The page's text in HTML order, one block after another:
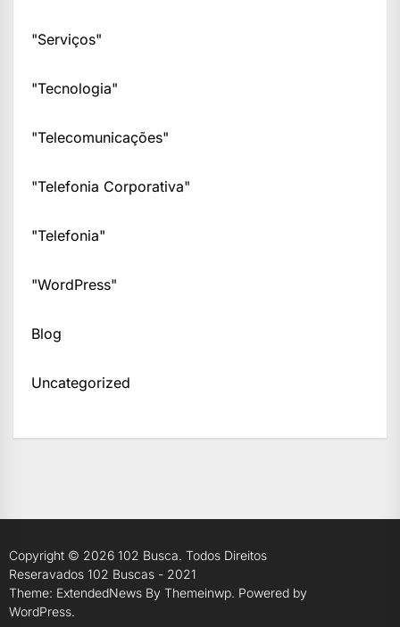
"Serviços"
"Tecnologia"
"Telecomunicações"
"Telefonia Corporativa"
"Telefonia"
"WordPress"
Blog
Uncategorized
Copyright © 2026 102 Busca. Todos Direitos
Reseravados 102 Buscas - 2021
Theme: ExtendedNews By Themeinwp. Powered by
WordPress.